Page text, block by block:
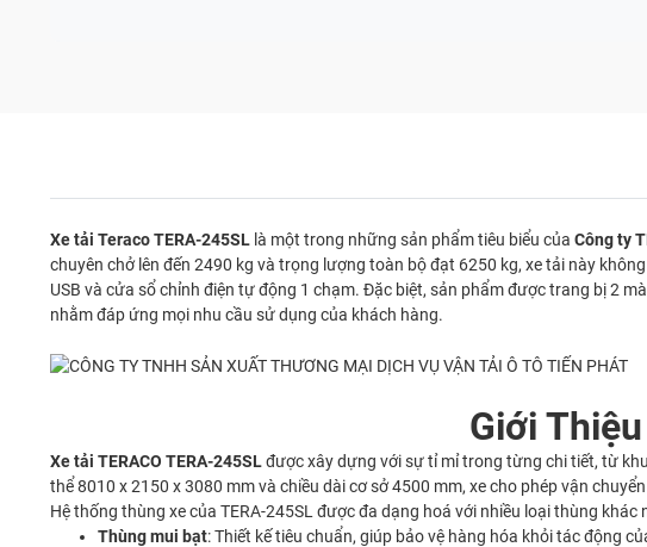
Xe tải Teraco TERA-245SL là một trong những sản phẩm tiêu biểu của Công ty
chuyên chở lên đến 2490 kg và trọng lượng toàn bộ đạt 6250 kg, xe tải này
USB và cửa sổ chỉnh điện tự động 1 chạm. Đặc biệt, sản phẩm được trang bị 2
nhằm đáp ứng mọi nhu cầu sử dụng của khách hàng.
Giới
Xe tải TERACO TERA-245SLđược xây dựng với sự tỉ mỉ trong từng chi tiết, từ
thể 8010 x 2150 x 3080 mm và chiều dài cơ sở 4500 mm, xe cho phép vận
Hệ thống thùng xe của TERA-245SL được đa dạng hoá với nhiều loại thùng
Thùng mui bạt: Thiết kế tiêu chuẩn, giúp bảo vệ hàng hóa khỏi tác động